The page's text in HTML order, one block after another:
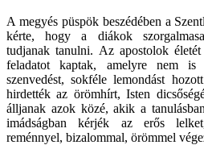
A megyés püspök beszédében a
kérte, hogy a diákok
tudjanak tanulni. Az apostolok
feladatot kaptak, amelyre nem is
szenvedést, sokféle lemondást
hirdették az örömhírt, Isten
álljanak azok közé, akik a
imádságban kérjék az erős
reménnyel, bizalommal, örömmel